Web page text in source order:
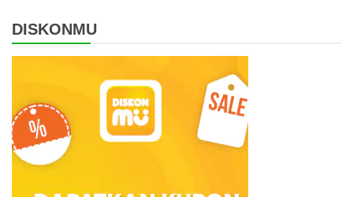
DISKONMU